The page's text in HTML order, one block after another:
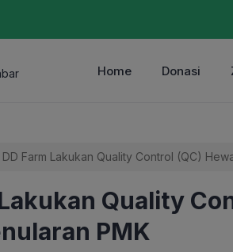
Home Donasi
DD Farm Lakukan Quality Control (QC)
Quality
PMK